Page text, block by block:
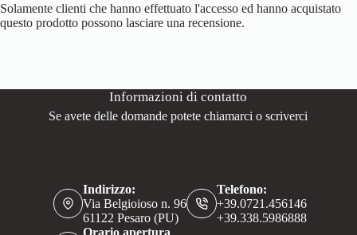
Solamente clienti che hanno effettuato l'accesso ed hanno acquistato
questo prodotto possono lasciare una recensione.
Informazioni di contatto
Se avete delle domande potete chiamarci o scriverci
Indirizzo:
Via Belgioioso n. 96
61122 Pesaro (PU)
Telefono:
+39.0721.456146
+39.338.5986888
Orario apertura